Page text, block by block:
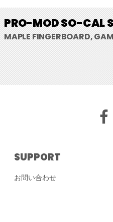
PRO-MOD SO-CAL
MAPLE FINGERBOARD,
SUPPORT
お問い合わせ